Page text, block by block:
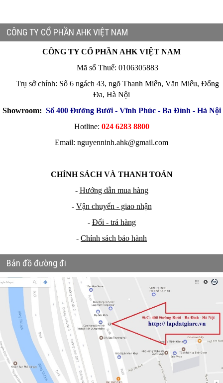
CÔNG TY CỔ PHẦN AHK VIỆT NAM
CÔNG TY CỔ PHẦN AHK VIỆT NAM
Mã số Thuế: 0106305883
Trụ sở chính: Số 6 ngách 43, ngõ Thanh Miến, Văn Miếu, Đống
Đa, Hà Nội
Showroom: Số 400 Đường Bưởi - Vĩnh Phúc - Ba Đình - Hà Nội
Hotline: 024 6283 8800
Email: nguyenninh.ahk@gmail.com
CHÍNH SÁCH VÀ THANH TOÁN
- Hướng dẫn mua hàng
- Vận chuyển - giao nhận
- Đổi - trả hàng
- Chính sách bảo hành
Bản đồ đường đi